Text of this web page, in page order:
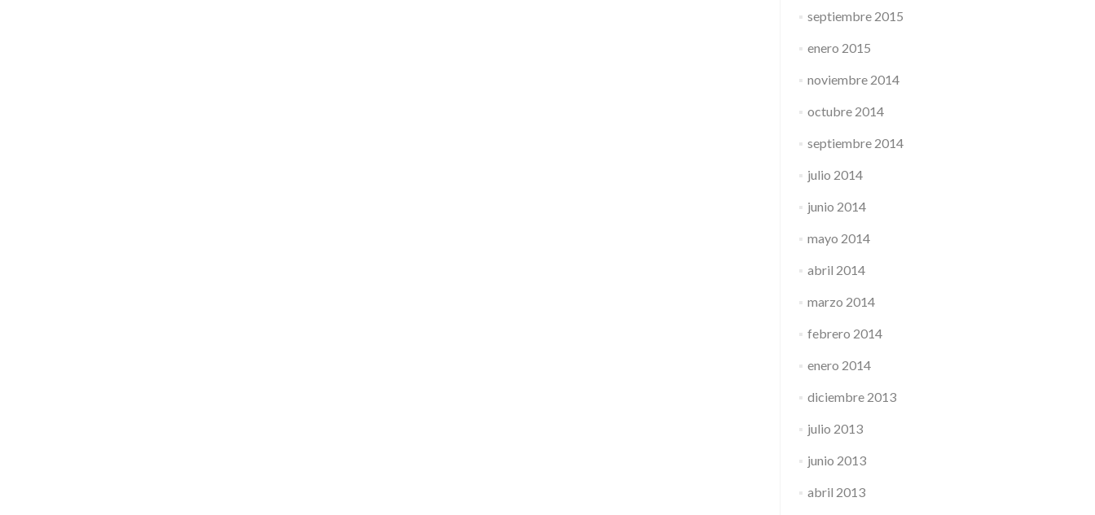
septiembre 2015
enero 2015
noviembre 2014
octubre 2014
septiembre 2014
julio 2014
junio 2014
mayo 2014
abril 2014
marzo 2014
febrero 2014
enero 2014
diciembre 2013
julio 2013
junio 2013
abril 2013